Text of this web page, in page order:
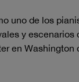
uno de los
y escenarios
en